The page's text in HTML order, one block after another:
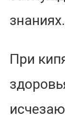
знаниях.
При